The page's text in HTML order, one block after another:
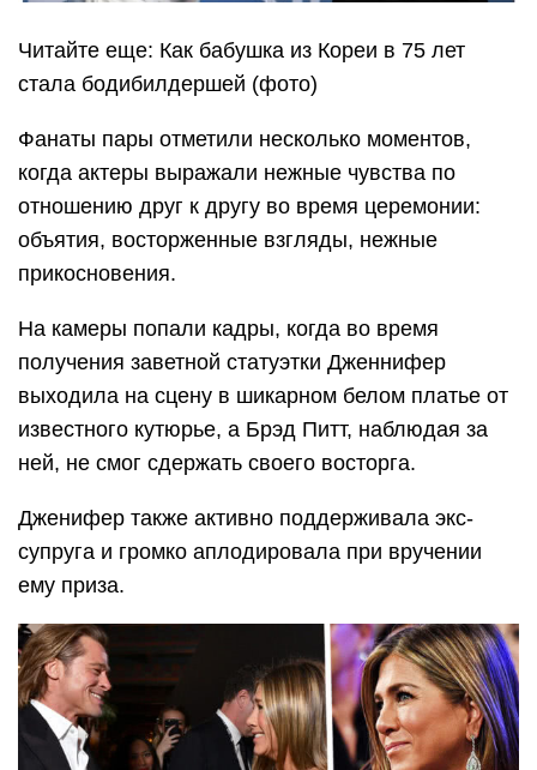
Читайте еще: Как бабушка из Кореи в 75 лет
стала бодибилдершей (фото)
Фанаты пары отметили несколько моментов,
когда актеры выражали нежные чувства по
отношению друг к другу во время церемонии:
объятия, восторженные взгляды, нежные
прикосновения.
На камеры попали кадры, когда во время
получения заветной статуэтки Дженнифер
выходила на сцену в шикарном белом платье от
известного кутюрье, а Брэд Питт, наблюдая за
ней, не смог сдержать своего восторга.
Дженифер также активно поддерживала экс-
супруга и громко аплодировала при вручении
ему приза.